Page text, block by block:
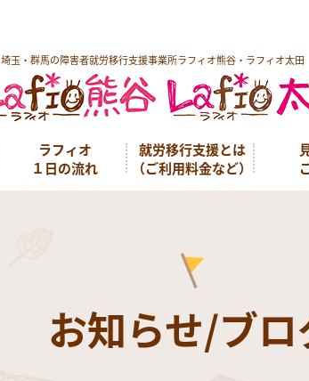
埼玉・群馬の障害者就労移行支援事業所ラフィオ熊谷・ラフィオ太田
ラフィオ
１日の流れ
就労移行支援とは
（ご利用料金など）
お知らせ/ブロ